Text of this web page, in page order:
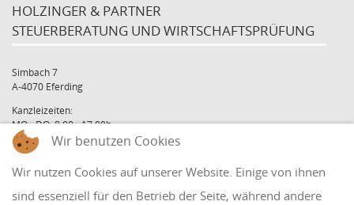
HOLZINGER & PARTNER
STEUERBERATUNG UND WIRTSCHAFTSPRÜFUNG
Simbach 7
A-4070 Eferding
Kanzleizeiten:
MO - DO: 8:00 - 17:00h
FR: 8:00 - 12:00h
Tel: +43 7272 39 79 - 0
Fax: +43 7272 39 79 - 9
Wir benutzen Cookies
Wir nutzen Cookies auf unserer Website. Einige von ihnen
sind essenziell für den Betrieb der Seite, während andere